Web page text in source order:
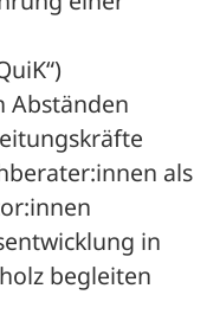
Abständen
als
in
begleiten